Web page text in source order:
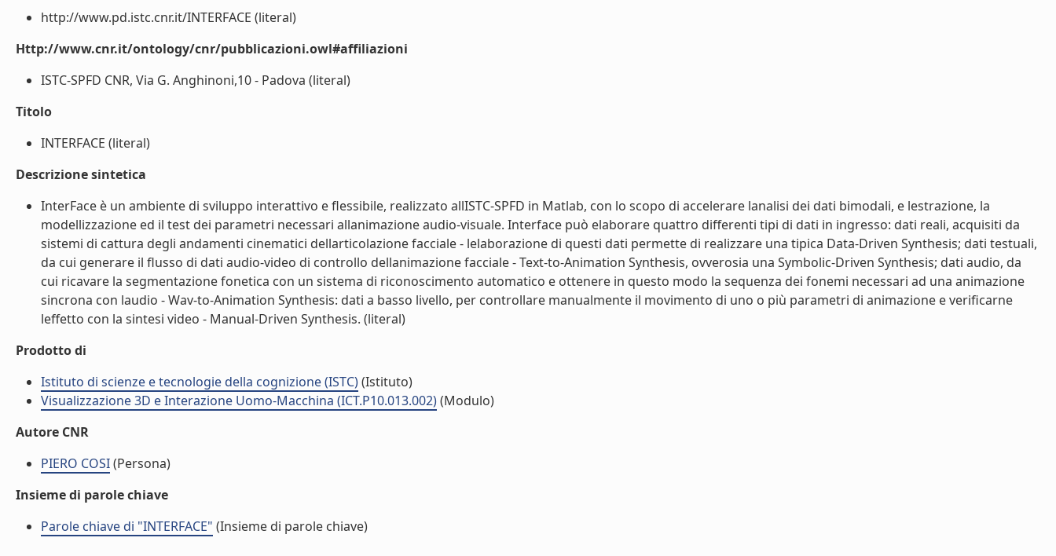
http://www.pd.istc.cnr.it/INTERFACE (literal)
Http://www.cnr.it/ontology/cnr/pubblicazioni.owl#affiliazioni
ISTC-SPFD CNR, Via G. Anghinoni,10 - Padova (literal)
Titolo
INTERFACE (literal)
Descrizione sintetica
InterFace è un ambiente di sviluppo interattivo e flessibile, realizzato allISTC-SPFD in Matlab, con lo scopo di accelerare lanalisi dei dati bimodali, e lestrazione, la
modellizzazione ed il test dei parametri necessari allanimazione audio-visuale. Interface può elaborare quattro differenti tipi di dati in ingresso: dati reali, acquisiti da
sistemi di cattura degli andamenti cinematici dellarticolazione facciale - lelaborazione di questi dati permette di realizzare una tipica Data-Driven Synthesis; dati testuali,
da cui generare il flusso di dati audio-video di controllo dellanimazione facciale - Text-to-Animation Synthesis, ovverosia una Symbolic-Driven Synthesis; dati audio, da
cui ricavare la segmentazione fonetica con un sistema di riconoscimento automatico e ottenere in questo modo la sequenza dei fonemi necessari ad una animazione
sincrona con laudio - Wav-to-Animation Synthesis: dati a basso livello, per controllare manualmente il movimento di uno o più parametri di animazione e verificarne
leffetto con la sintesi video - Manual-Driven Synthesis. (literal)
Prodotto di
Istituto di scienze e tecnologie della cognizione (ISTC)(Istituto)
Visualizzazione 3D e Interazione Uomo-Macchina (ICT.P10.013.002)(Modulo)
Autore CNR
PIERO COSI(Persona)
Insieme di parole chiave
Parole chiave di "INTERFACE" (Insieme di parole chiave)